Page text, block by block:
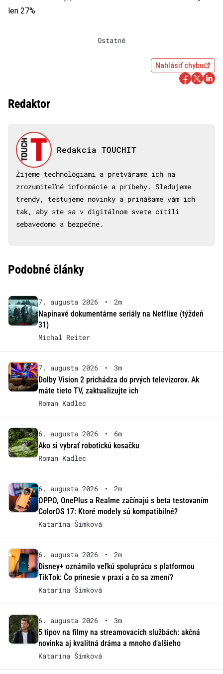
len 27%.
Ostatné
Nahlásiť chybu
Redaktor
Redakcia TOUCHIT
Žijeme technológiami a pretvárame ich na
zrozumiteľné informácie a príbehy. Sledujeme
trendy, testujeme novinky a prinášame vám ich
tak, aby ste sa v digitálnom svete cítili
sebavedomo a bezpečne.
Podobné články
7. augusta 2026 •
2m
Napínavé dokumentárne seriály na Netflixe (týždeň
31)
Michal Reiter
7. augusta 2026 •
3m
Dolby Vision 2 prichádza do prvých televízorov. Ak
máte tieto TV, zaktualizujte ich
Roman Kadlec
6. augusta 2026 •
6m
Ako si vybrať robotickú kosačku
Roman Kadlec
6. augusta 2026 •
2m
OPPO, OnePlus a Realme začínajú s beta testovaním
ColorOS 17: Ktoré modely sú kompatibilné?
Katarína Šimková
6. augusta 2026 •
2m
Disney+ oznámilo veľkú spoluprácu s platformou
TikTok: Čo prinesie v praxi a čo sa zmení?
Katarína Šimková
6. augusta 2026 •
3m
5 tipov na filmy na streamovacích službách: akčná
novinka aj kvalitná dráma a mnoho ďalšieho
Katarína Šimková